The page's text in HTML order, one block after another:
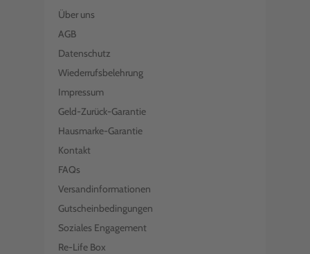
Über uns
AGB
Datenschutz
Wiederrufsbelehrung
Impressum
Geld-Zurück-Garantie
Hausmarke-Garantie
Kontakt
FAQs
Versandinformationen
Gutscheinbedingungen
Soziales Engagement
Re-Life Box